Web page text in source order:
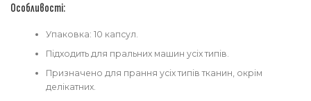
Особливості:
Упаковка: 10 капсул.
Підходить для пральних машин усіх типів.
Призначено для прання усіх типів тканин, окрім
делікатних.